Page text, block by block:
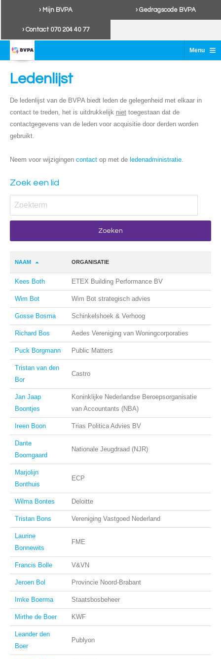
› Mijn BVPA › Gedragscode BVPA
› Contact 070 204 40 77
Menu ≡
Ledenlijst
De ledenlijst van de BVPA biedt leden de gelegenheid met elkaar in
contact te treden, het is uitdrukkelijk niet toegestaan dat de
contactgegevens van de leden voor acquisitie door derden worden
gebruikt.
Neem voor wijzigingen contact op met de ledenadministratie.
Zoek een lid
NAAM ORGANISATIE
Kees Both ETEX Building Performance BV
Wim Bot Wim Bot strategisch advies
Gosse Bosma Schinkelshoek & Verhoog
Richard Bos Aedes Vereniging van Woningcorporaties
Puck Borgmann Public Matters
Tristan van den
Bor
Castro
Jan Jaap
Boontjes
Koninklijke Nederlandse Beroepsorganisatie
van Accountants (NBA)
Ireen Boon Trias Politica Advies BV
Dante
Boomgaard
Nationale Jeugdraad (NJR)
Marjolijn
Bonthuis
ECP
Wilma Bontes Deloitte
Tristan Bons Vereniging Vastgoed Nederland
Laurine
Bonnewits
FME
Francis Bolle V&VN
Jeroen Bol Provincie Noord-Brabant
Imke Boerma Staatsbosbeheer
Mirthe de Boer KWF
Leander den
Boer
Publyon